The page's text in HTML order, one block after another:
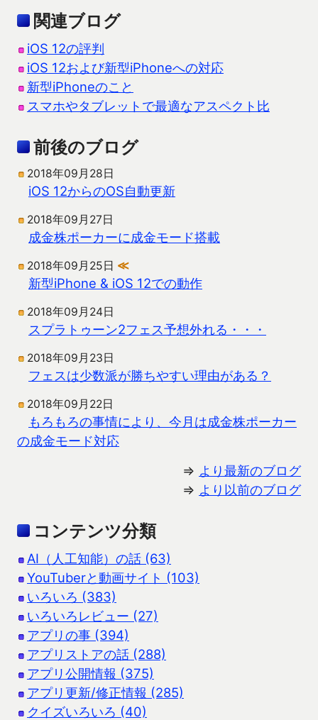
関連ブログ
iOS 12の評判
iOS 12および新型iPhoneへの対応
新型iPhoneのこと
スマホやタブレットで最適なアスペクト比
前後のブログ
2018年09月28日
iOS 12からのOS自動更新
2018年09月27日
成金株ポーカーに成金モード搭載
2018年09月25日 ≪
新型iPhone & iOS 12での動作
2018年09月24日
スプラトゥーン2フェス予想外れる・・・
2018年09月23日
フェスは少数派が勝ちやすい理由がある？
2018年09月22日
もろもろの事情により、今月は成金株ポーカー
の成金モード対応
⇒ より最新のブログ
⇒ より以前のブログ
コンテンツ分類
AI（人工知能）の話 (63)
YouTuberと動画サイト (103)
いろいろ (383)
いろいろレビュー (27)
アプリの事 (394)
アプリストアの話 (288)
アプリ公開情報 (375)
アプリ更新/修正情報 (285)
クイズいろいろ (40)